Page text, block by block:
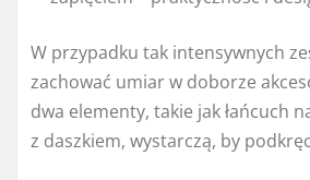
W przypadku tak intensywnych
zachować umiar w doborze
dwa elementy, takie jak łańcuch
z daszkiem, wystarczą, by